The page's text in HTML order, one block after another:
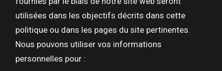
utilisées dans les objectifs décrits dans cette
politique ou dans les pages du site pertinentes.
Nous pouvons utiliser vos informations
personnelles pour :